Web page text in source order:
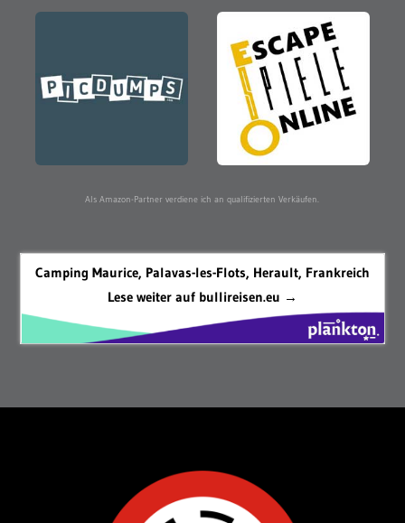
Als Amazon-Partner verdiene ich an qualifizierten Verkäufen.
Camping Maurice, Palavas-les-Flots, Herault, Frankreich
Lese weiter auf bullireisen.eu →